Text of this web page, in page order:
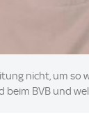
nicht, um
BVB und